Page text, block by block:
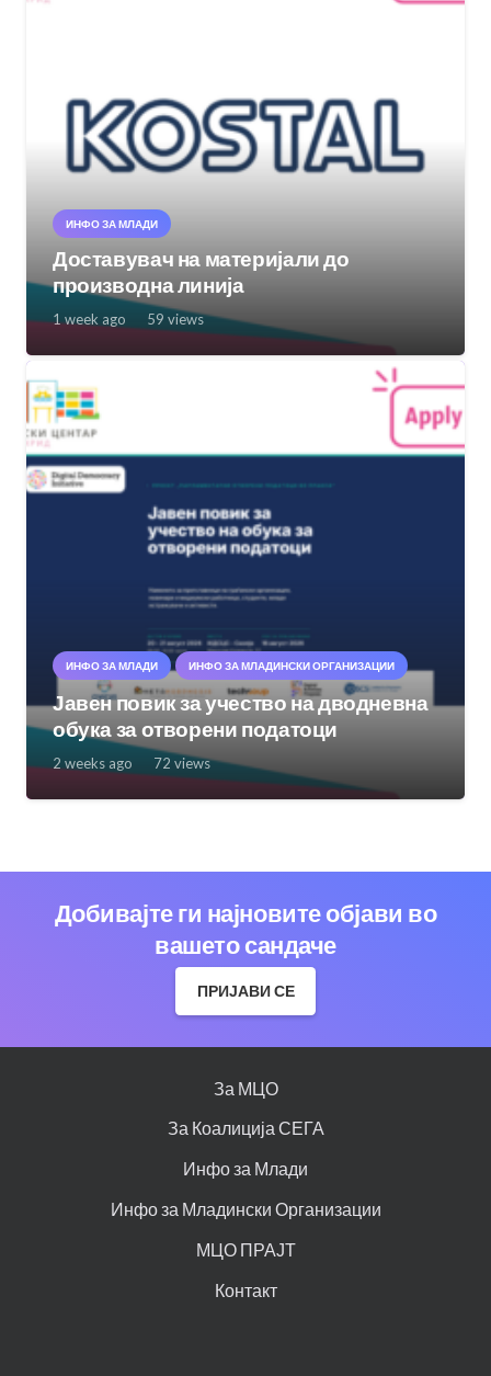
ИНФО ЗА МЛАДИ
Доставувач на материјали до
производна линија
1 week ago 59 views
ИНФО ЗА МЛАДИ ИНФО ЗА МЛАДИНСКИ ОРГАНИЗАЦИИ
Јавен повик за учество на дводневна
обука за отворени податоци
2 weeks ago 72 views
Добивајте ги најновите објави во
вашето сандаче
ПРИЈАВИ СЕ
За МЦО
За Коалиција СЕГА
Инфо за Млади
Инфо за Младински Организации
МЦО ПРАЈТ
Контакт